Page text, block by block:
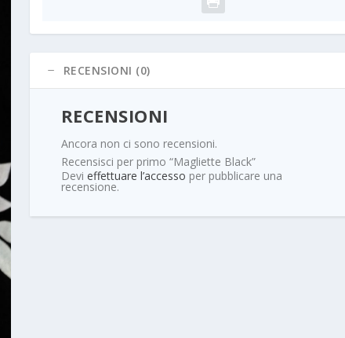
RECENSIONI (0)
RECENSIONI
Ancora non ci sono recensioni.
Recensisci per primo “Magliette Black”
Devi effettuare l’accesso per pubblicare una
recensione.